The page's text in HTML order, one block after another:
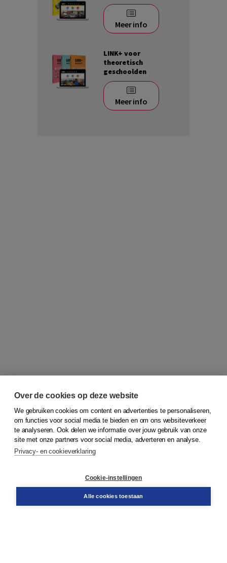
Meer info
LINK+ voor
theoretisch
geschoolden
Meer info
© 2026Koninklijke Boom uitgevers
Bestellen
Over de cookies op deze website
We gebruiken cookies om content en advertenties te personaliseren,
om functies voor social media te bieden en om ons websiteverkeer
te analyseren. Ook delen we informatie over jouw gebruik van onze
site met onze partners voor social media, adverteren en analyse.
Privacy- en cookieverklaring
Cookie-instellingen
Alle cookies toestaan